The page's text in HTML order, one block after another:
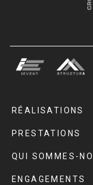
RÉALISATIONS
PRESTATIONS
QUI SOMMES-
ENGAGEMENTS